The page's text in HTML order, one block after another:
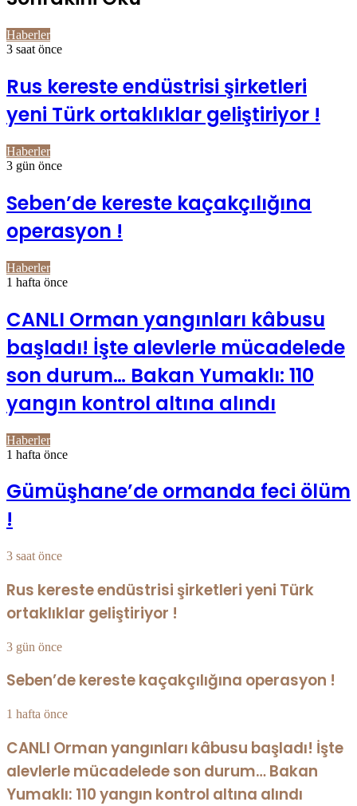
Haberler
3 saat önce
Rus kereste endüstrisi şirketleri
yeni Türk ortaklıklar geliştiriyor !
Haberler
3 gün önce
Seben’de kereste kaçakçılığına
operasyon !
Haberler
1 hafta önce
CANLI Orman yangınları kâbusu
başladı! İşte alevlerle mücadelede
son durum… Bakan Yumaklı: 110
yangın kontrol altına alındı
Haberler
1 hafta önce
Gümüşhane’de ormanda feci ölüm
!
3 saat önce
Rus kereste endüstrisi şirketleri yeni Türk
ortaklıklar geliştiriyor !
3 gün önce
Seben’de kereste kaçakçılığına operasyon !
1 hafta önce
CANLI Orman yangınları kâbusu başladı! İşte
alevlerle mücadelede son durum… Bakan
Yumaklı: 110 yangın kontrol altına alındı